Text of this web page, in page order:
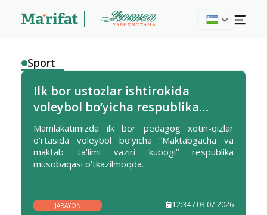
Sport
Ilk bor ustozlar ishtirokida
voleybol bo‘yicha respublika
musobaqasi tashkil etildi
Mamlakatimizda ilk bor pedagog xotin-qizlar
o‘rtasida voleybol bo‘yicha “Maktabgacha va
maktab ta’limi vaziri kubogi” respublika
musobaqasi o‘tkazilmoqda.
JARAYON 12:34 / 03.07.2026